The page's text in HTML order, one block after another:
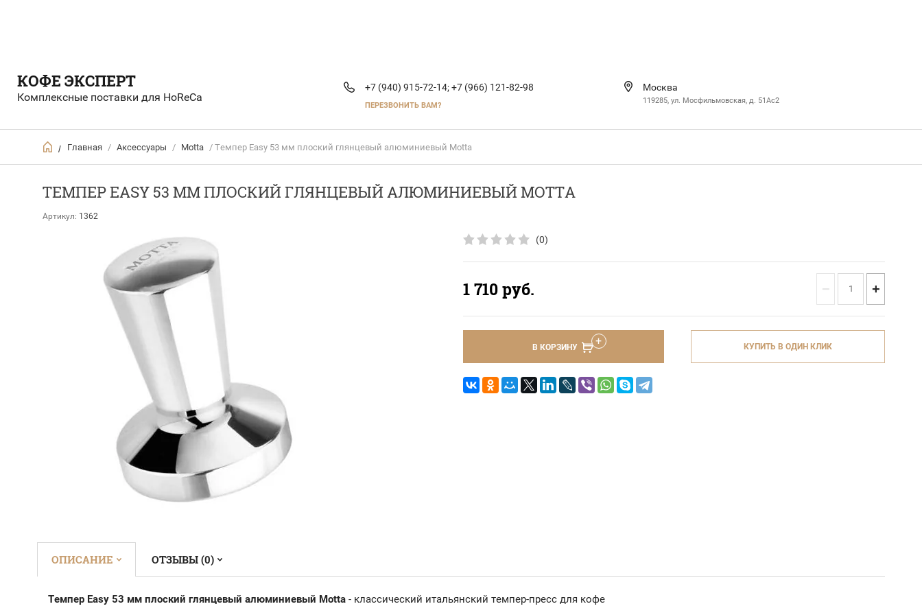
КОФЕ ЭКСПЕРТ
Комплексные поставки для HoReCa
+7 (940) 915-72-14;+7 (966) 121-82-98
ПЕРЕЗВОНИТЬ ВАМ?
Москва
119285, ул. Мосфильмовская, д. 51Ac2
/ Главная / Аксессуары / Motta / Темпер Easy 53 мм плоский глянцевый алюминиевый Motta
ТЕМПЕР EASY 53 ММ ПЛОСКИЙ ГЛЯНЦЕВЫЙ АЛЮМИНИЕВЫЙ MOTTA
Артикул: 1362
(0)
1 710 руб. − +
В КОРЗИНУ КУПИТЬ В ОДИН КЛИК
ОПИСАНИЕ ОТЗЫВЫ (0)
Темпер Easy 53 мм плоский глянцевый алюминиевый Motta - классический итальянский темпер-пресс для кофе